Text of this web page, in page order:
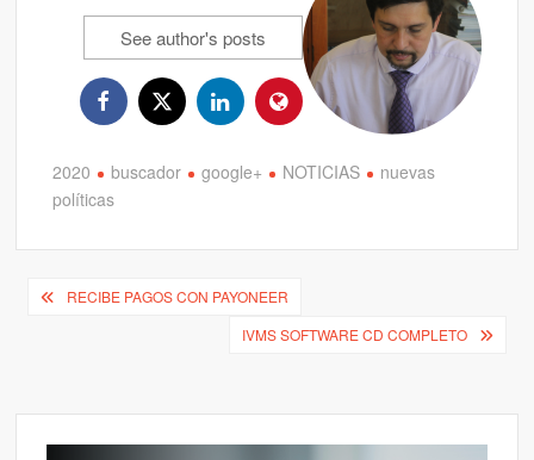
See author's posts
2020 buscador google+ NOTICIAS
nuevas
políticas
Navegación
RECIBE PAGOS CON PAYONEER
IVMS SOFTWARE CD COMPLETO